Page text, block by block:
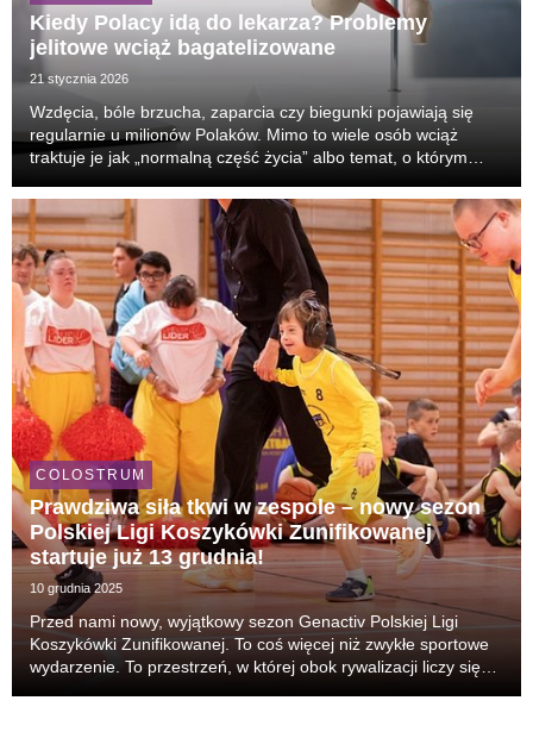
Kiedy Polacy idą do lekarza? Problemy
jelitowe wciąż bagatelizowane
21 stycznia 2026
Wzdęcia, bóle brzucha, zaparcia czy biegunki pojawiają się
regularnie u milionów Polaków. Mimo to wiele osób wciąż
traktuje je jak „normalną część życia” albo temat, o którym
objawów jelitowych jest powszechne – i m...
COLOSTRUM
Prawdziwa siła tkwi w zespole – nowy sezon
Polskiej Ligi Koszykówki Zunifikowanej
startuje już 13 grudnia!
10 grudnia 2025
Przed nami nowy, wyjątkowy sezon Genactiv Polskiej Ligi
Koszykówki Zunifikowanej. To coś więcej niż zwykłe sportowe
wydarzenie. To przestrzeń, w której obok rywalizacji liczy się